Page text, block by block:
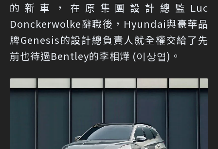
的新車，在原集團設計總監Luc
Donckerwolke辭職後，Hyundai與豪華品
牌Genesis的設計總負責人就全權交給了先
前也待過Bentley的李相燁 (이상엽)。